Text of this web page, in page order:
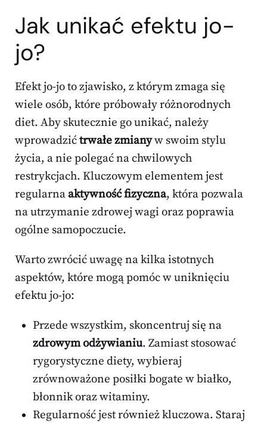
Jak unikać efektu jo-
jo?
Efekt jo-jo to zjawisko, z którym zmaga się
wiele osób, które próbowały różnorodnych
diet. Aby skutecznie go unikać, należy
wprowadzićtrwałe zmianyw swoim stylu
życia, a nie polegać na chwilowych
restrykcjach. Kluczowym elementem jest
regularnaaktywność fizyczna, która pozwala
na utrzymanie zdrowej wagi oraz poprawia
ogólne samopoczucie.
Warto zwrócić uwagę na kilka istotnych
aspektów, które mogą pomóc w uniknięciu
efektu jo-jo:
Przede wszystkim, skoncentruj się na
zdrowym odżywianiu. Zamiast stosować
rygorystyczne diety, wybieraj
zrównoważone posiłki bogate w białko,
błonnik oraz witaminy.
Regularność jest również kluczowa. Staraj